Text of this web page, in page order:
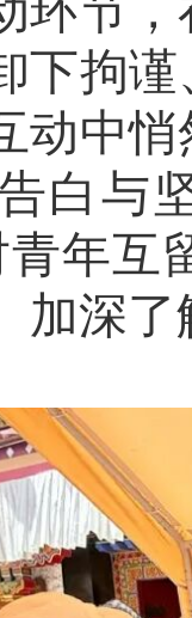
下拘
动中
白与
年互
加深了